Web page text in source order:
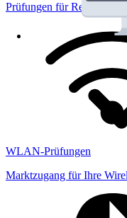
Prüfungen für Regulatorik
WLAN-Prüfungen
Marktzugang für Ihre